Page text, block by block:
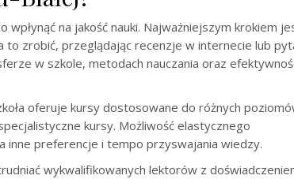
na jakość nauki. Najważniejszym krokiem
to zrobić, przeglądając recenzje w internecie lub
w szkole, metodach nauczania oraz
oferuje kursy dostosowane do różnych
kursy. Możliwość elastycznego
inne preferencje i tempo przyswajania wiedzy.
wykwalifikowanych lektorów z